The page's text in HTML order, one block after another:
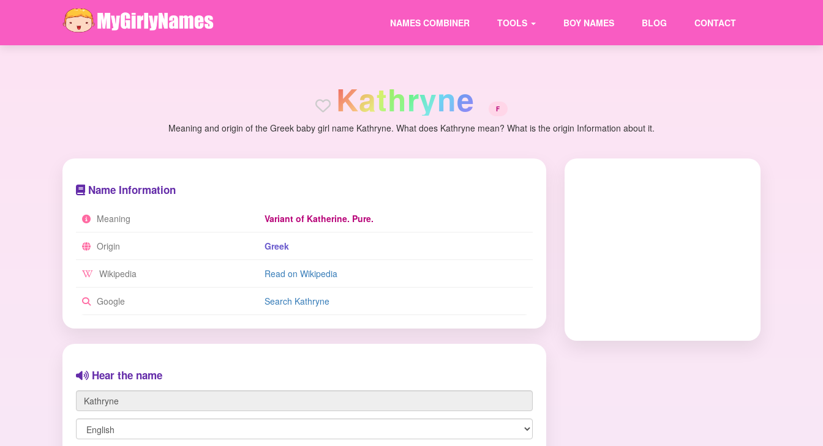
NAMES COMBINER TOOLS BOY NAMES BLOG CONTACT
Kathryne F
Meaning and origin of the Greek baby girl name Kathryne. What does Kathryne mean? What is the origin Information about it.
Name Information
Meaning Variant of Katherine. Pure.
Origin Greek
Wikipedia Read on Wikipedia
Google Search Kathryne
Hear the name